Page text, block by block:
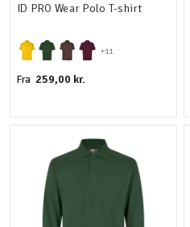
+11
ID PRO Wear Polo T-shirt
Fra 259,00 kr.